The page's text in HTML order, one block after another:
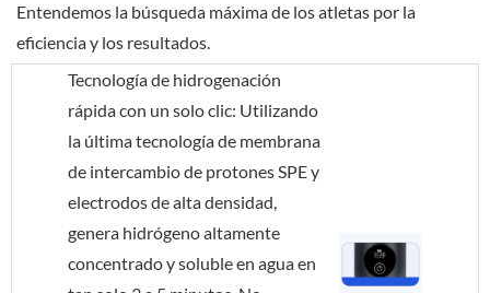
Entendemos la búsqueda máxima de los atletas por la
eficiencia y los resultados.
Tecnología de hidrogenación
rápida con un solo clic: Utilizando
la última tecnología de membrana
de intercambio de protones SPE y
electrodos de alta densidad,
genera hidrógeno altamente
concentrado y soluble en agua en